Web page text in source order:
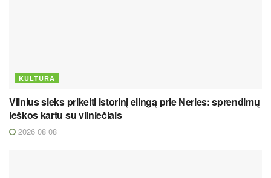
KULTŪRA
Vilnius sieks prikelti istorinį elingą prie Neries: sprendimų
ieškos kartu su vilniečiais
2026 08 08